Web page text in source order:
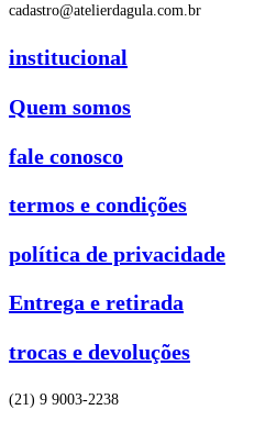
cadastro@atelierdagula.com.br
institucional
Quem somos
fale conosco
termos e condições
política de privacidade
Entrega e retirada
trocas e devoluções
(21) 9 9003-2238